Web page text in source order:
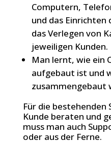
Computern,
und das
das Verlegen von
jeweiligen Kunden.
Man lernt, wie ein
aufgebaut ist und
zusammengebaut
Für die bestehenden
Kunde beraten und
muss man auch
oder aus der Ferne.